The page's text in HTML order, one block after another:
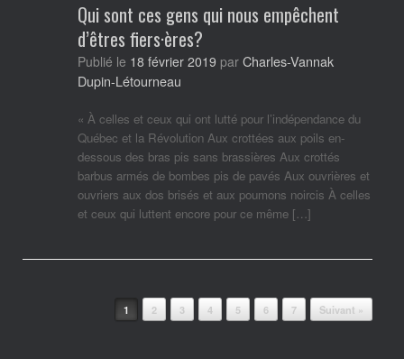
Qui sont ces gens qui nous empêchent
d’êtres fiers·ères?
Publié le 18 février 2019 par Charles-Vannak
Dupin-Létourneau
« À celles et ceux qui ont lutté pour l’indépendance du
Québec et la Révolution Aux crottées aux poils en-
dessous des bras pis sans brassières Aux crottés
barbus armés de bombes pis de pavés Aux ouvrières et
ouvriers aux dos brisés et aux poumons noircis À celles
et ceux qui luttent encore pour ce même […]
1 2 3 4 5 6 7 Suivant »